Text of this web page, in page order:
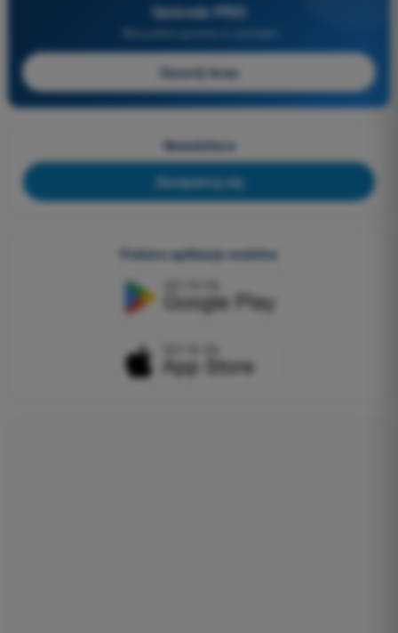
Quizvds PRO
Zacznij teraz
Newslettera
Zarejestruj się
Pobierz aplikacje mobilne